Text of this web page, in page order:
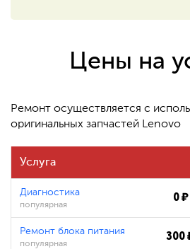
Цены на
Ремонт осуществляется с
оригинальных запчастей Lenovo
Услуга
Диагностика
популярная 0 ₽
Ремонт блока питания
популярная 300